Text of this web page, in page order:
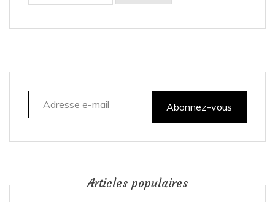
i
a
n
Adresse e-mail
Abonnez-vous
Articles populaires